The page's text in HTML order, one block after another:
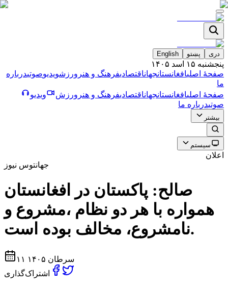
دری پښتو English
پنجشنبه ۱۵ اسد ۱۴۰۵
صفحۀ اصلیافغانستانجهاناقتصادیفرهنگ و هنر ورزشویدیوصوتیدرباره
ما
صفحۀ اصلیافغانستانجهاناقتصادیفرهنگ و هنر ورزش
ویدیو
صوتیدرباره ما
بیشتر
سیستم
اعلان
جهانتوس نیوز
صالح: پاکستان در افغانستان
همواره با هر دو نظام ،مشروع و
نامشروع، مخالف بوده است.
۱۱ سرطان ۱۴۰۵
اشتراک‌گذاری